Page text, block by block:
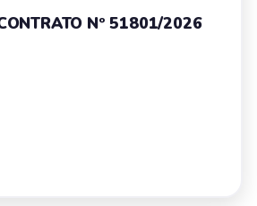
Nº 51801/2026